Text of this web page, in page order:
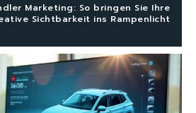
Marketing: So bringen Sie Ihre
Sichtbarkeit ins Rampenlicht